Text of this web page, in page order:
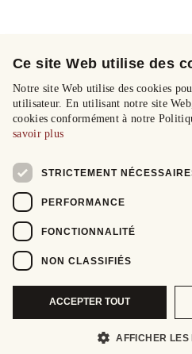
Ce site Web utilise des
Notre site Web utilise des cookies
utilisateur. En utilisant notre site
cookies conformément à notre
savoir plus
STRICTEMENT
PERFORMANCE
FONCTIONNALITÉ
NON CLASSIFIÉS
ACCEPTER TOUT
AFFICHER LES